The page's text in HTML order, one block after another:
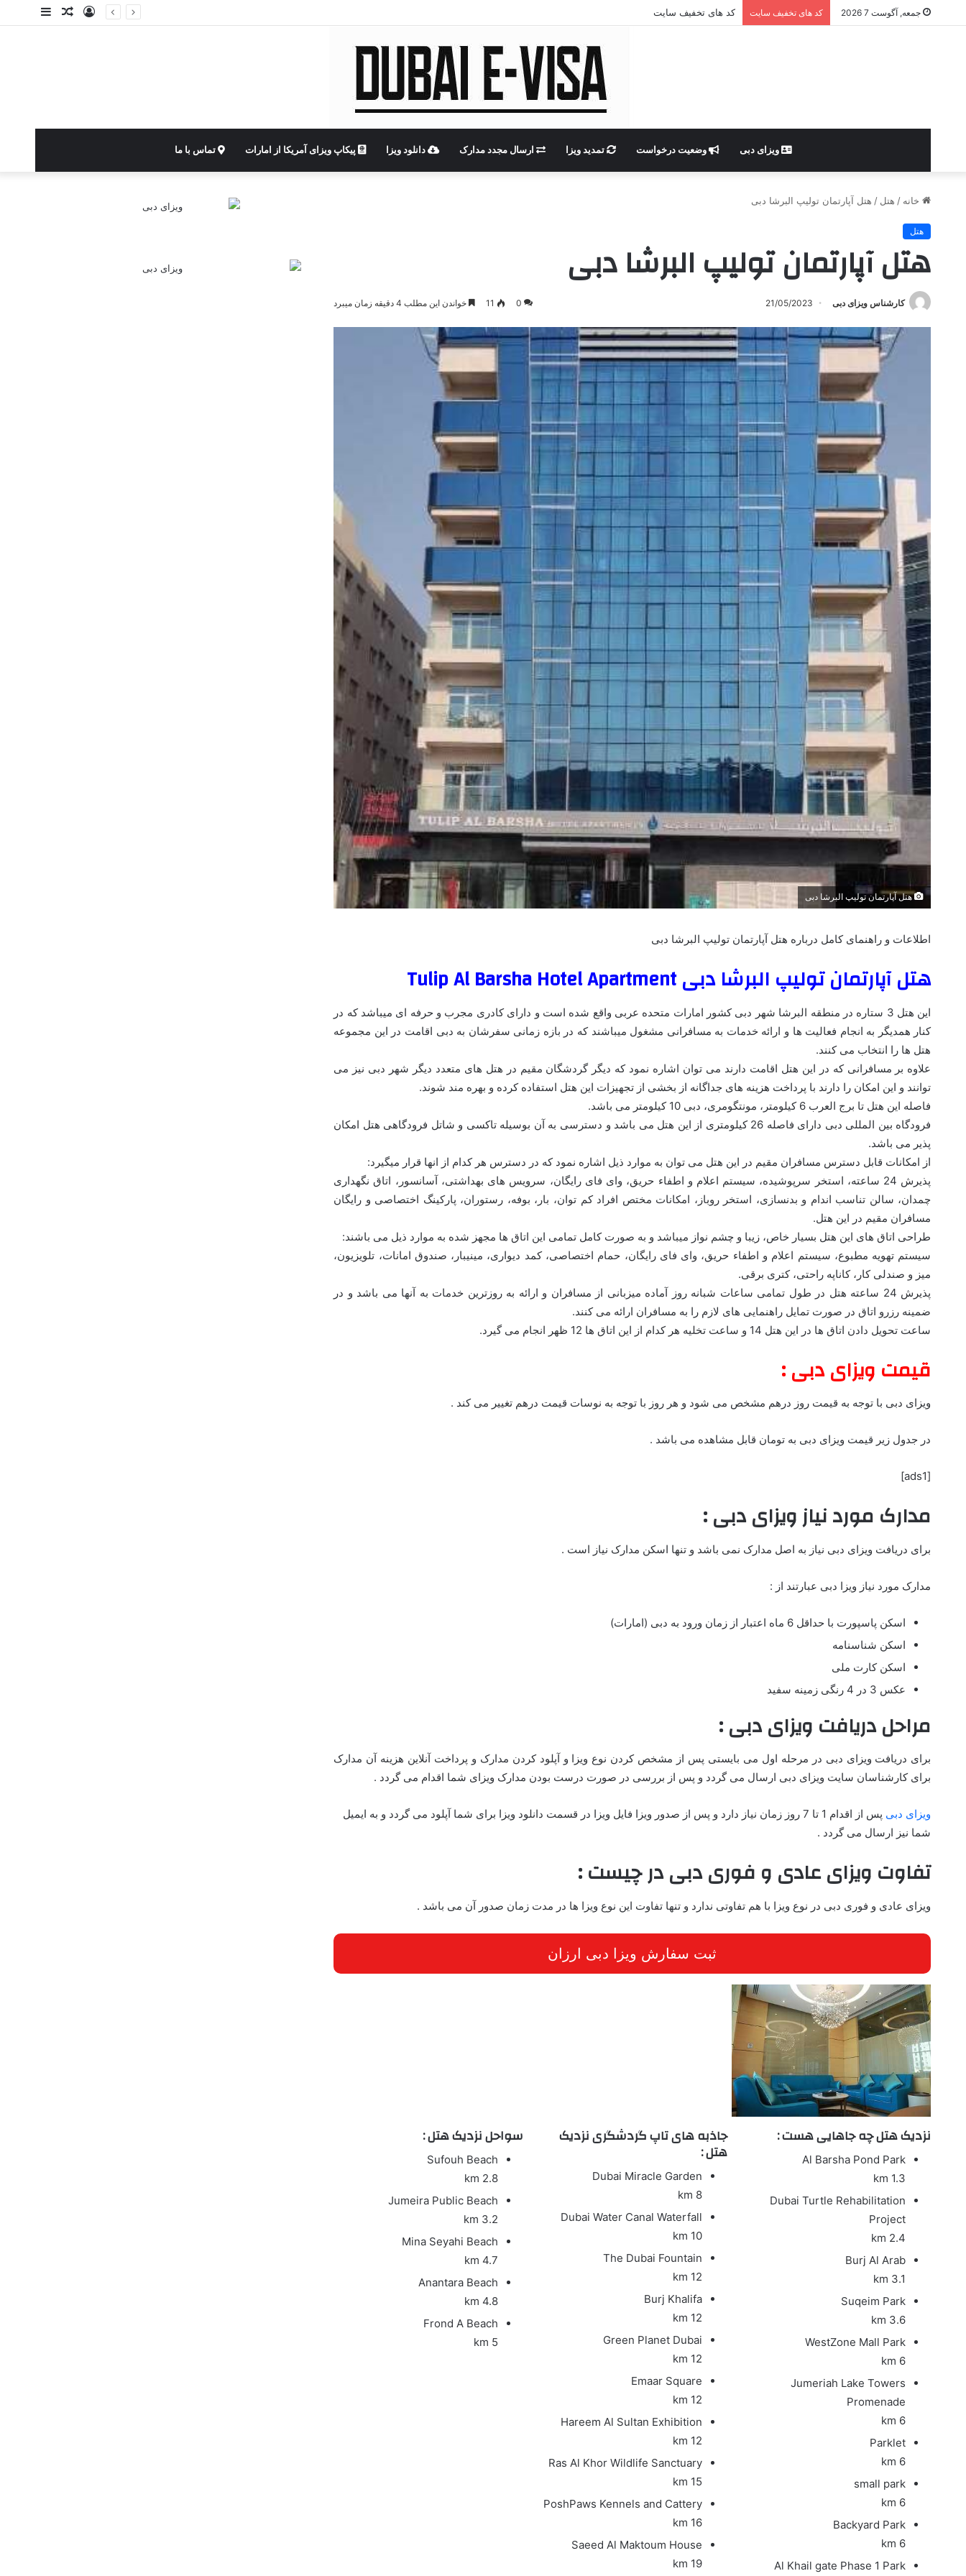
جمعه, آگوست 7 2026 کد های تخفیف سایت کد های تخفیف سایت سایدبارنوشتهورود
ویزای دبی وضعیت درخواست تمدید ویزا ارسال مجدد مدارک دانلود ویزا پیکاپ ویزای آمریکا از امارات تماس با ما
خانه / هتل / هتل آپارتمان تولیپ البرشا دبی
هتل
هتل آپارتمان تولیپ البرشا دبی
کارشناس ویزای دبی 21/05/2023
0
11 خواندن این مطلب 4 دقیقه زمان میبرد
هتل آپارتمان تولیپ البرشا دبی
اطلاعات و راهنمای کامل درباره هتل آپارتمان تولیپ البرشا دبی
هتل آپارتمان تولیپ البرشا دبی Tulip Al Barsha Hotel Apartment
این هتل 3 ستاره در منطقه البرشا شهر دبی کشور امارات متحده عربی واقع شده است و دارای کادری مجرب و حرفه ای میباشد که در
کنار همدیگر به انجام فعالیت ها و ارائه خدمات به مسافرانی مشغول میباشند که در بازه زمانی سفرشان به دبی اقامت در این مجموعه
هتل ها را انتخاب می کنند.
علاوه بر مسافرانی که در این هتل اقامت دارند می توان اشاره نمود که دیگر گردشگان مقیم در هتل های متعدد دیگر شهر دبی نیز می
توانند و این امکان را دارند با پرداخت هزینه های جداگانه از بخشی از تجهیزات این هتل استفاده کرده و بهره مند شوند.
فاصله این هتل تا برج العرب 6 کیلومتر، مونتگومری، دبی 10 کیلومتر می باشد.
فرودگاه بین المللی دبی دارای فاصله 26 کیلومتری از این هتل می باشد و دسترسی به آن بوسیله تاکسی و شاتل فرودگاهی هتل امکان
پذیر می باشد.
از امکانات قابل دسترس مسافران مقیم در این هتل می توان به موارد ذیل اشاره نمود که در دسترس هر کدام از انها قرار میگیرد:
پذیرش 24 ساعته، استخر سرپوشیده، سیستم اعلام و اطفاء حریق، وای فای رایگان، سرویس های بهداشتی، آسانسور، اتاق نگهداری
چمدان، سالن تناسب اندام و بدنسازی، استخر روباز، امکانات مختص افراد کم توان، بار، بوفه، رستوران، پارکینگ اختصاصی و رایگان
مسافران مقیم در این هتل.
طراحی اتاق های این هتل بسیار خاص، زیبا و چشم نواز میباشد و به صورت کامل تمامی این اتاق ها مجهز شده به موارد ذیل می باشند:
سیستم تهویه مطبوع، سیستم اعلام و اطفاء حریق، وای فای رایگان، حمام اختصاصی، کمد دیواری، مینیبار، صندوق امانات، تلویزیون،
میز و صندلی کار، کاناپه راحتی، کتری برقی.
پذیرش 24 ساعته هتل در طول تمامی ساعات شبانه روز آماده میزبانی از مسافران و ارائه به روزترین خدمات به آنها می باشد و در
ضمینه رزرو اتاق در صورت تمایل راهنمایی های لازم را به مسافران ارائه می کنند.
ساعت تحویل دادن اتاق ها در این هتل 14 و ساعت تخلیه هر کدام از این اتاق ها 12 ظهر انجام می گیرد.
قیمت ویزای دبی :
ویزای دبی با توجه به قیمت روز درهم مشخص می شود و هر روز با توجه به نوسات قیمت درهم تغییر می کند .
در جدول زیر قیمت ویزای دبی به تومان قابل مشاهده می باشد .
[ads1]
مدارک مورد نیاز ویزای دبی :
برای دریافت ویزای دبی نیاز به اصل مدارک نمی باشد و تنها اسکن مدارک نیاز است .
مدارک مورد نیاز ویزا دبی عبارتند از :
اسکن پاسپورت با حداقل 6 ماه اعتبار از زمان ورود به دبی (امارات)
اسکن شناسنامه
اسکن کارت ملی
عکس 3 در 4 رنگی زمینه سفید
مراحل دریافت ویزای دبی :
برای دریافت ویزای دبی در مرحله اول می بایستی پس از مشخص کردن نوع ویزا و آپلود کردن مدارک و پرداخت آنلاین هزینه آن مدارک
برای کارشناسان سایت ویزای دبی ارسال می گردد و پس از بررسی در صورت درست بودن مدارک ویزای شما اقدام می گردد .
ویزای دبی
پس از اقدام 1 تا 7 روز زمان نیاز دارد و پس از صدور ویزا فایل ویزا در قسمت دانلود ویزا برای شما آپلود می گردد و به ایمیل
شما نیز ارسال می گردد .
تفاوت ویزای عادی و فوری دبی در چیست :
ویزای عادی و فوری دبی در نوع ویزا با هم تفاوتی ندارد و تنها تفاوت این نوع ویزا ها در مدت زمان صدور آن می باشد .
ثبت سفارش ویزا دبی ارزان
نزدیک هتل چه جاهایی هست :
Al Barsha Pond Park
1.3 km
Dubai Turtle Rehabilitation
Project
2.4 km
Burj Al Arab
3.1 km
Suqeim Park
3.6 km
WestZone Mall Park
6 km
Jumeriah Lake Towers
Promenade
6 km
Parklet
6 km
small park
6 km
Backyard Park
6 km
Al Khail gate Phase 1 Park
جاذبه های تاپ گردشگری نزدیک
هتل :
Dubai Miracle Garden
8 km
Dubai Water Canal Waterfall
10 km
The Dubai Fountain
12 km
Burj Khalifa
12 km
Green Planet Dubai
12 km
Emaar Square
12 km
Hareem Al Sultan Exhibition
12 km
Ras Al Khor Wildlife Sanctuary
15 km
PoshPaws Kennels and Cattery
16 km
Saeed Al Maktoum House
19 km
سواحل نزدیک هتل :
Sufouh Beach
2.8 km
Jumeira Public Beach
3.2 km
Mina Seyahi Beach
4.7 km
Anantara Beach
4.8 km
Frond A Beach
5 km